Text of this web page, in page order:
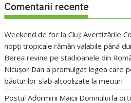
Comentarii recente
Weekend de foc la Cluj: Avertizările
nopți tropicale rămân valabile până
Berea revine pe stadioanele din
Nicușor Dan a promulgat legea care
băuturilor slab alcoolizate la meciuri
Postul Adormirii Maicii Domnului la